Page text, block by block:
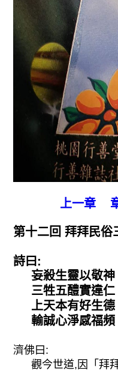
上一章
第十二回 拜拜民俗
詩曰:
妄殺生靈以敬神
三牲五醴實違仁
上天本有好生德
輸誠心淨感福頻
濟佛曰:
觀今世道,因「拜